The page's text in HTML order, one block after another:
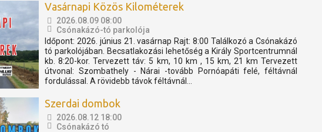
Vasárnapi Közös Kilométerek
2026.08.09 08:00
Csónakázó-tó parkolója
Időpont: 2026. június 21. vasárnap Rajt: 8:00 Találkozó a Csónakázó
tó parkolójában. Becsatlakozási lehetőség a Király Sportcentrumnál
kb. 8:20-kor. Tervezett táv: 5 km, 10 km , 15 km, 21 km Tervezett
útvonal: Szombathely - Nárai -tovább Pornóapáti felé, féltávnál
fordulással. A rövidebb távok féltávnál...
Szerdai dombok
2026.08.12 18:00
Csónakázó tó